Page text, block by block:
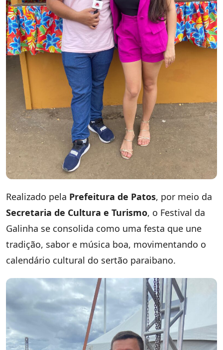
Realizado pela Prefeitura de Patos, por meio da
Secretaria de Cultura e Turismo, o Festival da
Galinha se consolida como uma festa que une
tradição, sabor e música boa, movimentando o
calendário cultural do sertão paraibano.